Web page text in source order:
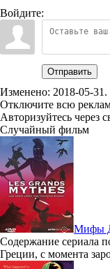
Войдите:
Отправить
Изменено: 2018-05-31 .
Отключите всю
Авторизуйтесь через
Случайный фильм
Мифы
Содержание сериала
Греции, с момента